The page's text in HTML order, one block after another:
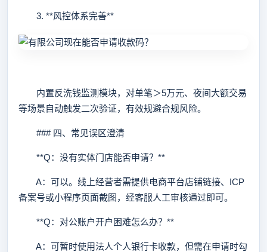
3. **风控体系完善**
内置反洗钱监测模块，对单笔＞5万元、夜间大额交易
等场景自动触发二次验证，有效规避合规风险。
### 四、常见误区澄清
**Q：没有实体门店能否申请？**
A：可以。线上经营者需提供电商平台店铺链接、ICP
备案号或小程序页面截图，经客服人工审核通过即可。
**Q：对公账户开户困难怎么办？**
A：可暂时使用法人个人银行卡收款，但需在申请时勾